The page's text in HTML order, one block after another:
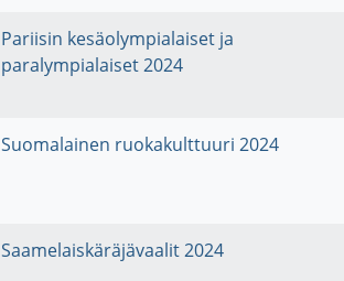
Pariisin kesäolympialaiset ja
paralympialaiset 2024
Suomalainen ruokakulttuuri 2024
Saamelaiskäräjävaalit 2024